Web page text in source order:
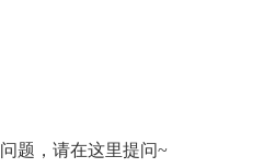
题，请在这里提问~